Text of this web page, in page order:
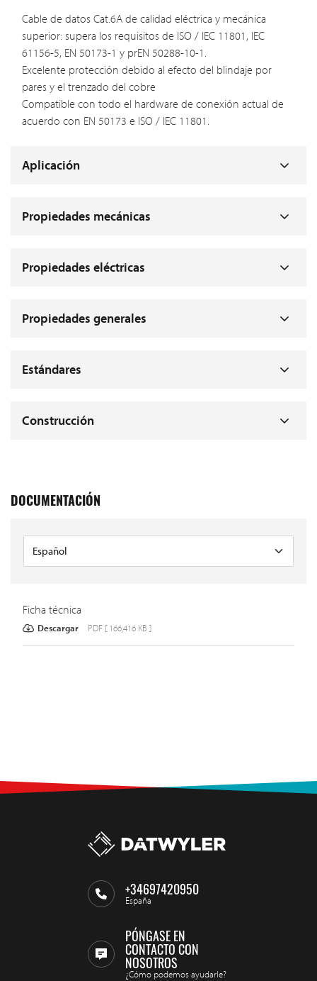
Cable de datos Cat.6A de calidad eléctrica y mecánica
superior: supera los requisitos de ISO / IEC 11801, IEC
61156-5, EN 50173-1 y prEN 50288-10-1.
Excelente protección debido al efecto del blindaje por
pares y el trenzado del cobre
Compatible con todo el hardware de conexión actual de
acuerdo con EN 50173 e ISO / IEC 11801.
Aplicación
Propiedades mecánicas
Propiedades eléctricas
Propiedades generales
Estándares
Construcción
DOCUMENTACIÓN
Ficha técnica
Descargar PDF [ 166,416 KB ]
+34697420950
España
PÓNGASE EN
CONTACTO CON
NOSOTROS
¿Cómo podemos ayudarle?